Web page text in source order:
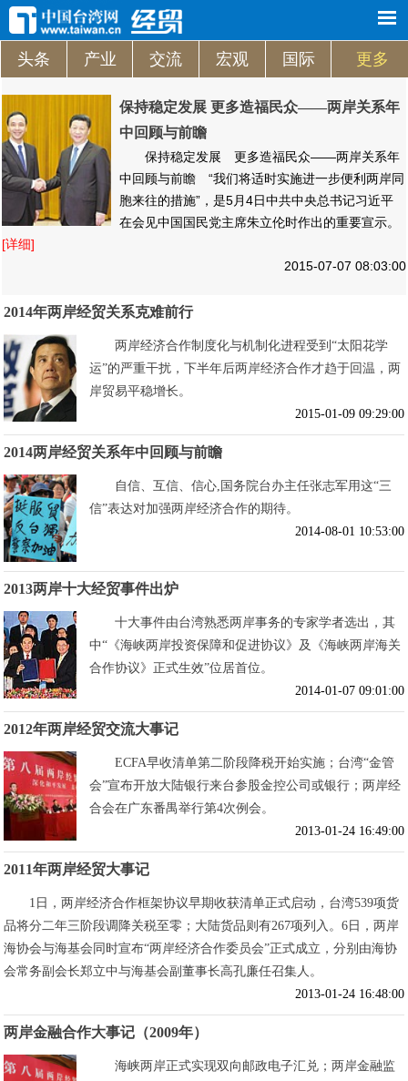
首页 评论 台湾 经贸 各地
图片
头条 产业 交流 宏观 国际
区域 看点 人物
更多
保持稳定发展 更多造福民众——两岸关系年
中回顾与前瞻
保持稳定发展 更多造福民众——两岸关系年
中回顾与前瞻 “我们将适时实施进一步便利两岸同
胞来往的措施”，是5月4日中共中央总书记习近平
在会见中国国民党主席朱立伦时作出的重要宣示。
[详细]
2015-07-07 08:03:00
2014年两岸经贸关系克难前行
两岸经济合作制度化与机制化进程受到“太阳花学
运”的严重干扰，下半年后两岸经济合作才趋于回温，两
岸贸易平稳增长。
2015-01-09 09:29:00
2014两岸经贸关系年中回顾与前瞻
自信、互信、信心,国务院台办主任张志军用这“三
信”表达对加强两岸经济合作的期待。
2014-08-01 10:53:00
2013两岸十大经贸事件出炉
十大事件由台湾熟悉两岸事务的专家学者选出，其
中“《海峡两岸投资保障和促进协议》及《海峡两岸海关
合作协议》正式生效”位居首位。
2014-01-07 09:01:00
2012年两岸经贸交流大事记
ECFA早收清单第二阶段降税开始实施；台湾“金管
会”宣布开放大陆银行来台参股金控公司或银行；两岸经
合会在广东番禺举行第4次例会。
2013-01-24 16:49:00
2011年两岸经贸大事记
1日，两岸经济合作框架协议早期收获清单正式启动，台湾539项货
品将分二年三阶段调降关税至零；大陆货品则有267项列入。6日，两岸
海协会与海基会同时宣布“两岸经济合作委员会”正式成立，分别由海协
会常务副会长郑立中与海基会副董事长高孔廉任召集人。
2013-01-24 16:48:00
两岸金融合作大事记（2009年）
海峡两岸正式实现双向邮政电子汇兑；两岸金融监